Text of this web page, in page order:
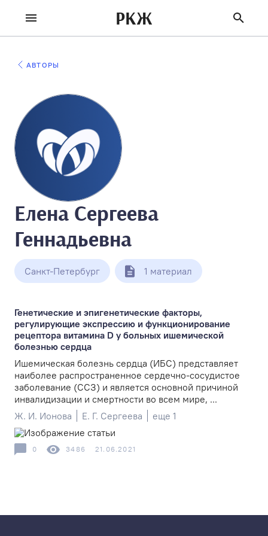
РКЖ
АВТОРЫ
Елена Сергеева
Геннадьевна
Санкт-Петербург 1 материал
Генетические и эпигенетические факторы,
регулирующие экспрессию и функционирование
рецептора витамина D у больных ишемической
болезнью сердца
Ишемическая болезнь сердца (ИБС) представляет
наиболее распространенное сердечно-сосудистое
заболевание (ССЗ) и является основной причиной
инвалидизации и смертности во всем мире, ...
Ж. И. Ионова
Е. Г. Сергеева еще 1
0 3486 21.06.2021